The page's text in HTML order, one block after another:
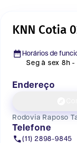
KNN Cotia
Horários de
Seg à sex 8h -
Endereço
Rodovia Raposo
Telefone
(11) 2898-9845